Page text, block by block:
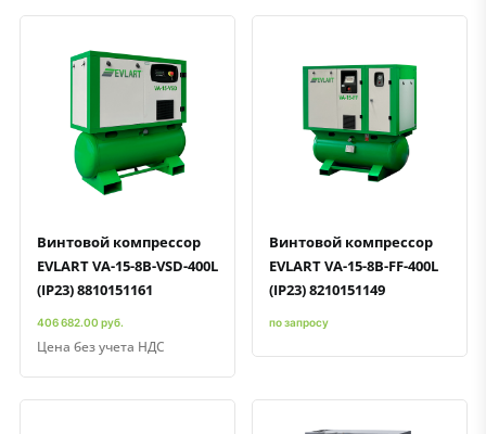
Быстрый просмотрДобавить к сравнению
Добавить в избранное
Винтовой компрессор
EVLART VA-15-8B-VSD-400L
(IP23) 8810151161
406 682.00 руб.
Цена без учета НДС
Быстрый просмотрДобавить к сравнению
Добавить в избранное
Винтовой компрессор
EVLART VA-15-8B-FF-400L
(IP23) 8210151149
по запросу